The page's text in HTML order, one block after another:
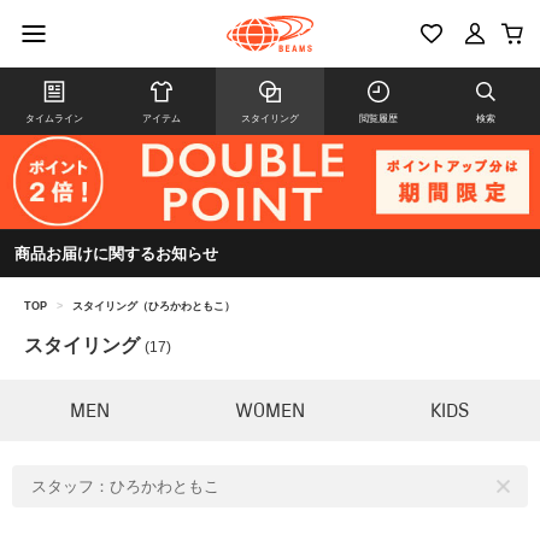
タイムライン アイテム スタイリング 閲覧履歴 検索
商品お届けに関するお知らせ
TOP > スタイリング（ひろかわともこ）
スタイリング (17)
MEN WOMEN KIDS
スタッフ：ひろかわともこ